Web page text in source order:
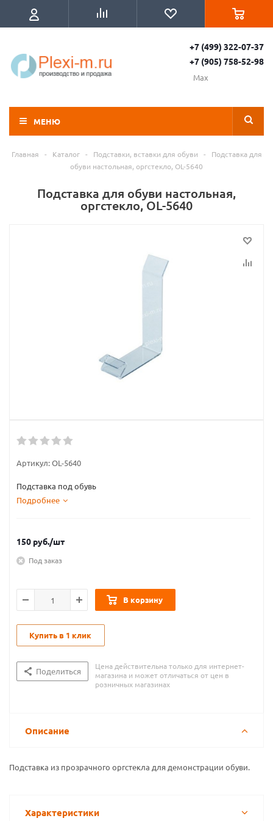
+7 (499) 322-07-37
+7 (905) 758-52-98
Max
МЕНЮ
Главная - Каталог - Подставки, вставки для обуви -
Подставка для
обуви настольная, оргстекло, OL-5640
Подставка для обуви настольная,
оргстекло, OL-5640
Артикул:OL-5640
Подставка под обувь
Подробнее
150 руб./шт
Под заказ
В корзину
Купить в 1 клик
Поделиться
Цена действительна только для интернет-
магазина и может отличаться от цен в
розничных магазинах
Описание
Подставка из прозрачного оргстекла для демонстрации обуви.
Характеристики